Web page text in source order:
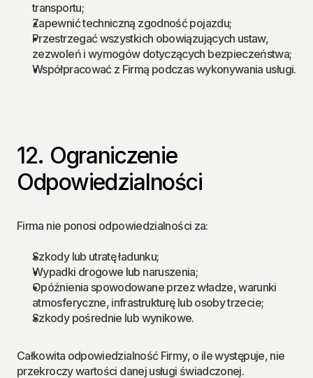
transportu;
Zapewnić techniczną zgodność pojazdu;
Przestrzegać wszystkich obowiązujących ustaw,
zezwoleń i wymogów dotyczących bezpieczeństwa;
Współpracować z Firmą podczas wykonywania usługi.
12. Ograniczenie
Odpowiedzialności
Firma nie ponosi odpowiedzialności za:
Szkody lub utratę ładunku;
Wypadki drogowe lub naruszenia;
Opóźnienia spowodowane przez władze, warunki
atmosferyczne, infrastrukturę lub osoby trzecie;
Szkody pośrednie lub wynikowe.
Całkowita odpowiedzialność Firmy, o ile występuje, nie
przekroczy wartości danej usługi świadczonej.